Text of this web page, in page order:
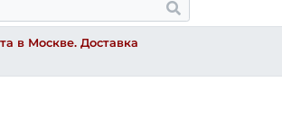
в Москве. Доставка